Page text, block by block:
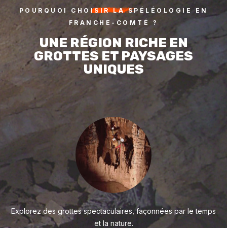
POURQUOI CHOISIR LA SPÉLÉOLOGIE EN
FRANCHE-COMTÉ ?
UNE RÉGION RICHE EN
GROTTES ET PAYSAGES
UNIQUES
Explorez des grottes spectaculaires, façonnées par le temps
et la nature.